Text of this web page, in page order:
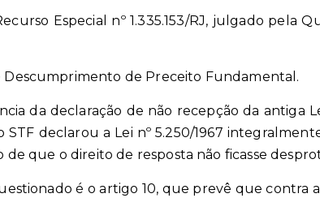
Especial nº 1.335.153/RJ, julgado pela
Descumprimento de Preceito Fundamental.
da declaração de não recepção da antiga
STF declarou a Lei nº 5.250/1967
que o direito de resposta não ficasse
é o artigo 10, que prevê que contra